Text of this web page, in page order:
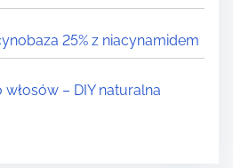
25% z niacynamidem
– DIY naturalna